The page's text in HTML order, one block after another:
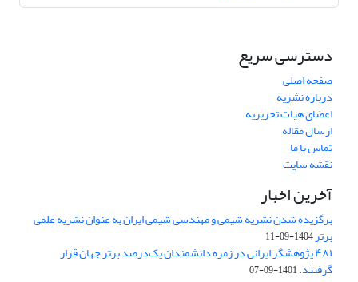
دسترسی سریع
صفحه اصلی
درباره نشریه
اعضای هیات تحریریه
ارسال مقاله
تماس با ما
نقشه سایت
آخرین اخبار
برگزیده شدن نشریه شیمی و مهندسی شیمی ایران به عنوان نشریه علمی
برتر1404-09-11
۴۸۱ پژوهشگر ایرانی در زمره دانشمندان یک‌درصد برتر جهان قرار
گرفتند.1401-09-07